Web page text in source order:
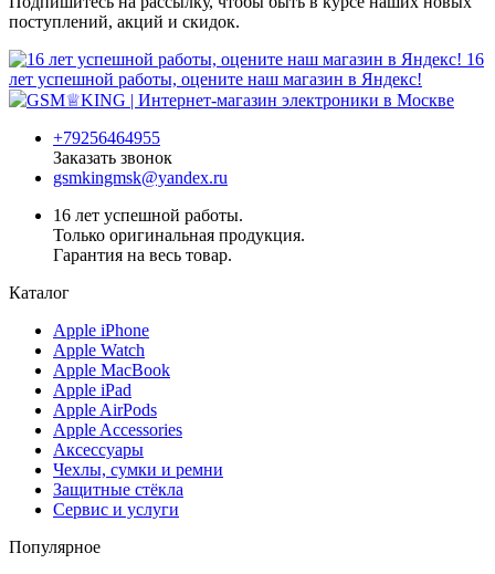
поступлений, акций и скидок.
16
лет успешной работы, оцените наш магазин в Яндекс!
+79256464955
Заказать звонок
gsmkingmsk@yandex.ru
16 лет успешной работы.
Только оригинальная продукция.
Гарантия на весь товар.
Каталог
Apple iPhone
Apple Watch
Apple MacBook
Apple iPad
Apple AirPods
Apple Accessories
Аксессуары
Чехлы, сумки и ремни
Защитные стёкла
Сервис и услуги
Популярное